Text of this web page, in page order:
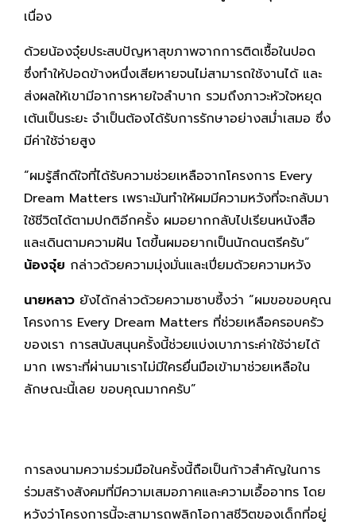
เนื่อง
ด้วยน้องจุ๋ยประสบปัญหาสุขภาพจากการติดเชื้อในปอด
ซึ่งทำให้ปอดข้างหนึ่งเสียหายจนไม่สามารถใช้งานได้ และ
ส่งผลให้เขามีอาการหายใจลำบาก รวมถึงภาวะหัวใจหยุด
เต้นเป็นระยะ จำเป็นต้องได้รับการรักษาอย่างสม่ำเสมอ ซึ่ง
มีค่าใช้จ่ายสูง
“ผมรู้สึกดีใจที่ได้รับความช่วยเหลือจากโครงการ Every
Dream Matters เพราะมันทำให้ผมมีความหวังที่จะกลับมา
ใช้ชีวิตได้ตามปกติอีกครั้ง ผมอยากกลับไปเรียนหนังสือ
และเดินตามความฝัน โตขึ้นผมอยากเป็นนักดนตรีครับ”
น้องจุ๋ย กล่าวด้วยความมุ่งมั่นและเปี่ยมด้วยความหวัง
นายหลาว ยังได้กล่าวด้วยความซาบซึ้งว่า “ผมขอขอบคุณ
โครงการ Every Dream Matters ที่ช่วยเหลือครอบครัว
ของเรา การสนับสนุนครั้งนี้ช่วยแบ่งเบาภาระค่าใช้จ่ายได้
มาก เพราะที่ผ่านมาเราไม่มีใครยื่นมือเข้ามาช่วยเหลือใน
ลักษณะนี้เลย ขอบคุณมากครับ”
การลงนามความร่วมมือในครั้งนี้ถือเป็นก้าวสำคัญในการ
ร่วมสร้างสังคมที่มีความเสมอภาคและความเอื้ออาทร โดย
หวังว่าโครงการนี้จะสามารถพลิกโอกาสชีวิตของเด็กที่อยู่